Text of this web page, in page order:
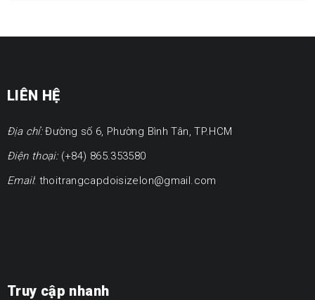
LIÊN HỆ
Địa chỉ:Đường số 6, Phường Bình Tân, TP.HCM
Điện thoại:(+84) 865.353580
Email: thoitrangcapdoisizelon@gmail.com
Truy cập nhanh